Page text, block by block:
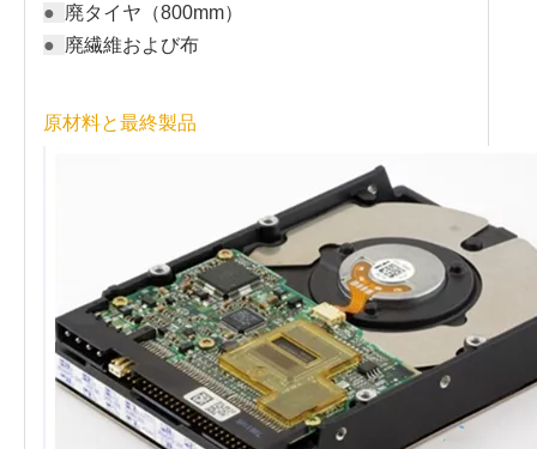
● 廃タイヤ（800mm）
● 廃繊維および布
原材料と最終製品